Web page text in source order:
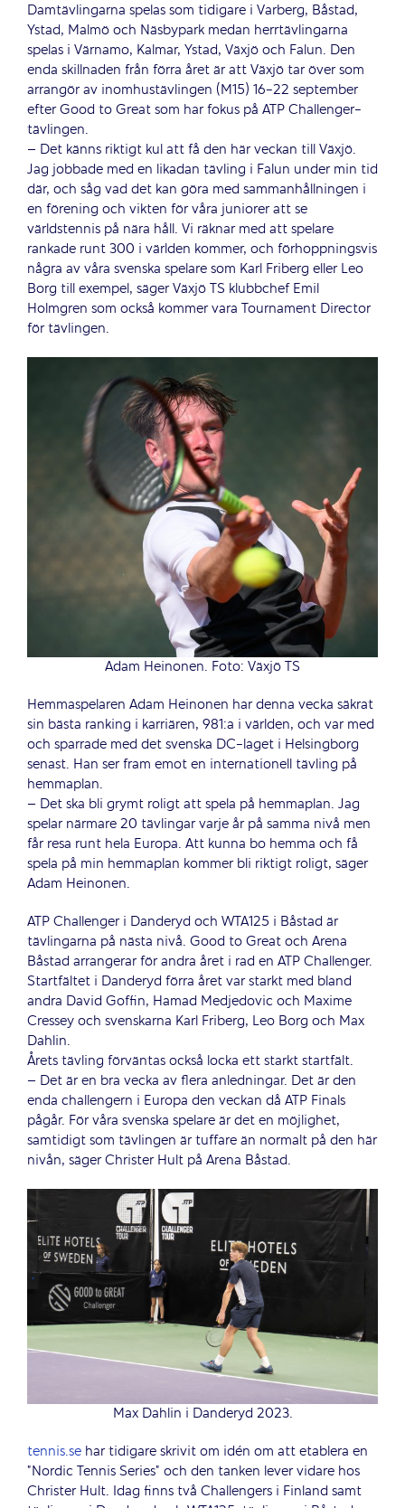
Damtävlingarna spelas som tidigare i Varberg, Båstad,
Ystad, Malmö och Näsbypark medan herrtävlingarna
spelas i Värnamo, Kalmar, Ystad, Växjö och Falun. Den
enda skillnaden från förra året är att Växjö tar över som
arrangör av inomhustävlingen (M15) 16-22 september
efter Good to Great som har fokus på ATP Challenger-
tävlingen.
– Det känns riktigt kul att få den här veckan till Växjö.
Jag jobbade med en likadan tävling i Falun under min tid
där, och såg vad det kan göra med sammanhållningen i
en förening och vikten för våra juniorer att se
världstennis på nära håll. Vi räknar med att spelare
rankade runt 300 i världen kommer, och förhoppningsvis
några av våra svenska spelare som Karl Friberg eller Leo
Borg till exempel, säger Växjö TS klubbchef Emil
Holmgren som också kommer vara Tournament Director
för tävlingen.
Adam Heinonen. Foto: Växjö TS
Hemmaspelaren Adam Heinonen har denna vecka säkrat
sin bästa ranking i karriären, 981:a i världen, och var med
och sparrade med det svenska DC-laget i Helsingborg
senast. Han ser fram emot en internationell tävling på
hemmaplan.
– Det ska bli grymt roligt att spela på hemmaplan. Jag
spelar närmare 20 tävlingar varje år på samma nivå men
får resa runt hela Europa. Att kunna bo hemma och få
spela på min hemmaplan kommer bli riktigt roligt, säger
Adam Heinonen.
ATP Challenger i Danderyd och WTA125 i Båstad är
tävlingarna på nästa nivå. Good to Great och Arena
Båstad arrangerar för andra året i rad en ATP Challenger.
Startfältet i Danderyd förra året var starkt med bland
andra David Goffin, Hamad Medjedovic och Maxime
Cressey och svenskarna Karl Friberg, Leo Borg och Max
Dahlin.
Årets tävling förväntas också locka ett starkt startfält.
– Det är en bra vecka av flera anledningar. Det är den
enda challengern i Europa den veckan då ATP Finals
pågår. För våra svenska spelare är det en möjlighet,
samtidigt som tävlingen är tuffare än normalt på den här
nivån, säger Christer Hult på Arena Båstad.
Max Dahlin i Danderyd 2023.
tennis.se har tidigare skrivit om idén om att etablera en
”Nordic Tennis Series” och den tanken lever vidare hos
Christer Hult. Idag finns två Challengers i Finland samt